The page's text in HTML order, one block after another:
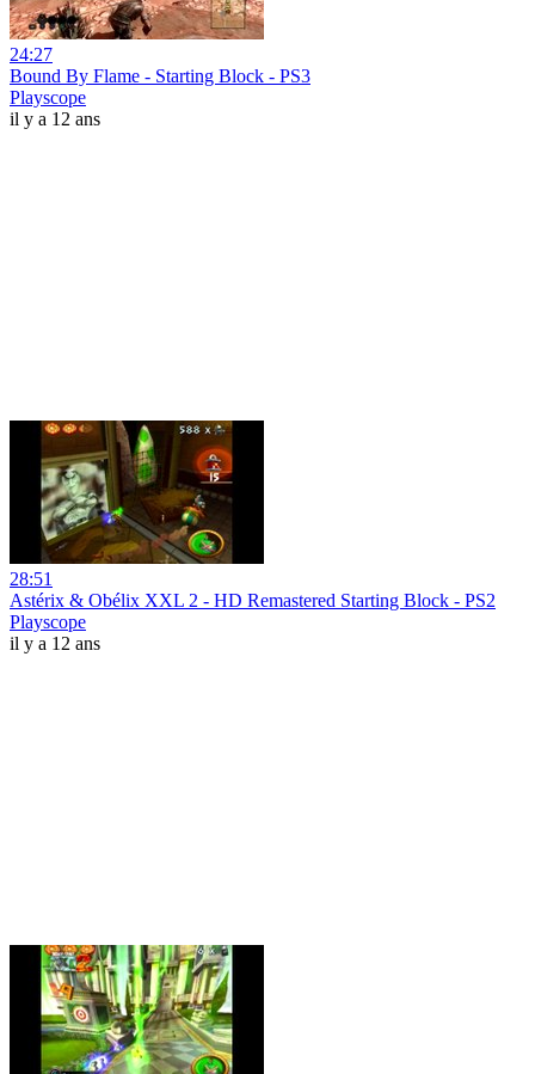
24:27
Bound By Flame - Starting Block - PS3
Playscope
il y a 12 ans
28:51
Astérix & Obélix XXL 2 - HD Remastered Starting Block - PS2
Playscope
il y a 12 ans